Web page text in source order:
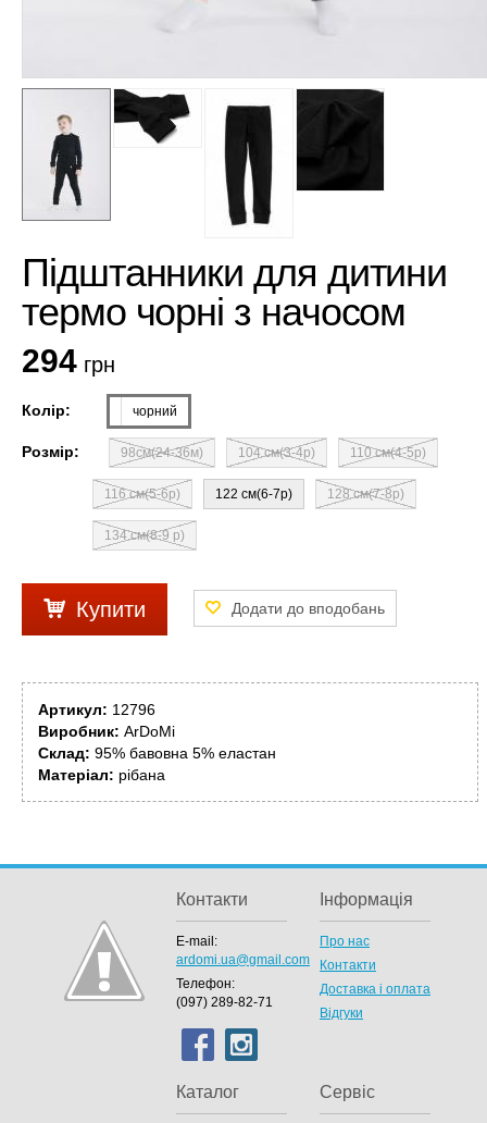
Підштанники для дитини
термо чорні з начосом
294 грн
Колір: чорний
Розмір: 98см(24-36м) 104 см(3-4р) 110 см(4-5р)
116 см(5-6р) 122 см(6-7р) 128 см(7-8р)
134 см(8-9 р)
Купити
Артикул: 12796
Виробник: ArDoMi
Склад: 95% бавовна 5% еластан
Матеріал: рібана
Контакти
E-mail:
ardomi.ua@gmail.com
Телефон:
(097) 289-82-71
Інформація
Про нас
Контакти
Доставка і оплата
Відгуки
Каталог Сервіс